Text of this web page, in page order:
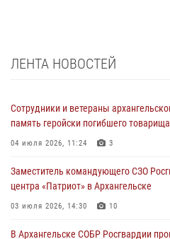
ЛЕНТА НОВОСТЕЙ
Сотрудники и ветераны
память геройски погибшего товарища
04 июля 2026, 11:24 3
Заместитель командующего СЗО
центра «Патриот» в Архангельске
03 июля 2026, 14:30 10
В Архангельске СОБР Росгвардии